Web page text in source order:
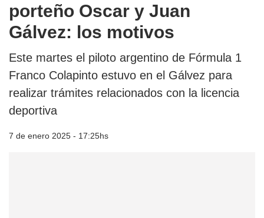
porteño Oscar y Juan
Gálvez: los motivos
Este martes el piloto argentino de Fórmula 1
Franco Colapinto estuvo en el Gálvez para
realizar trámites relacionados con la licencia
deportiva
7 de enero 2025 - 17:25hs